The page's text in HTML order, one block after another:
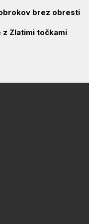
brez obresti
Zlatimi točkami